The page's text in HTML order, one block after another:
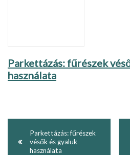
Parkettázás: fűrészek
használata
Parkettázás: fűrészek
vésők és gyaluk
használata